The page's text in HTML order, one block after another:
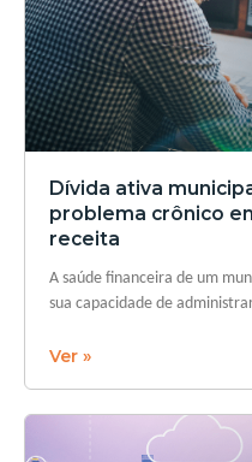
Dívida ativa
problema crônico
receita
A saúde financeira de um
sua capacidade de
Ver »